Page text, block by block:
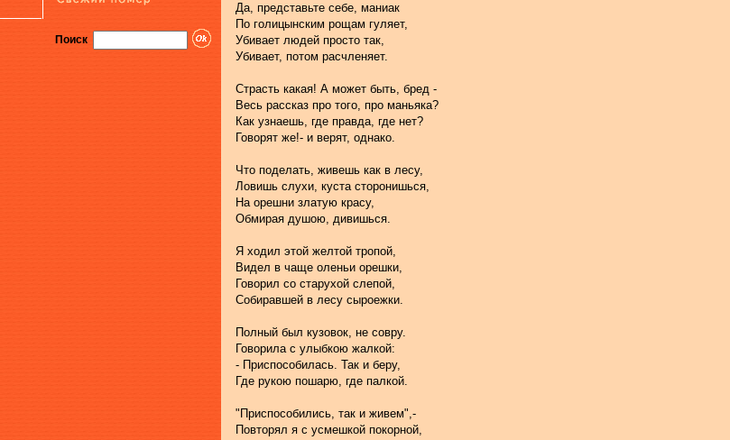
Поиск
Да, представьте себе, маниак
По голицынским рощам гуляет,
Убивает людей просто так,
Убивает, потом расчленяет.
Страсть какая! А может быть, бред -
Весь рассказ про того, про маньяка?
Как узнаешь, где правда, где нет?
Говорят же!- и верят, однако.
Что поделать, живешь как в лесу,
Ловишь слухи, куста сторонишься,
На орешни златую красу,
Обмирая душою, дивишься.
Я ходил этой желтой тропой,
Видел в чаще оленьи орешки,
Говорил со старухой слепой,
Собиравшей в лесу сыроежки.
Полный был кузовок, не совру.
Говорила с улыбкою жалкой:
- Приспособилась. Так и беру,
Где рукою пошарю, где палкой.
"Приспособились, так и живем",-
Повторял я с усмешкой покорной,